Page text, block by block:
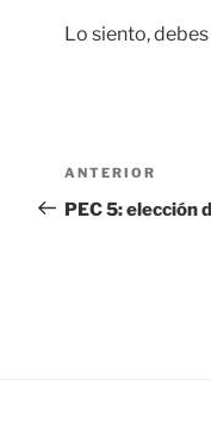
Lo siento,
de
Entrada
anterior:
ANTERIOR
PEC 5: elección